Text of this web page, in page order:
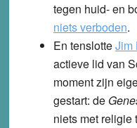
tegen huid- en
niets verboden.
En tenslotteJim
actieve lid van
moment zijn
gestart: de
niets met religie